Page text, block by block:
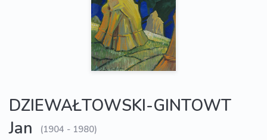
DZIEWAŁTOWSKI-GINTOWT
Jan
(1904 - 1980)